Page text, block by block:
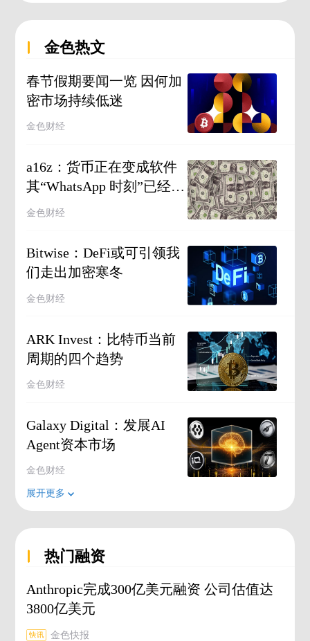
金色热文
春节假期要闻一览 因何加
密市场持续低迷
金色财经
a16z：货币正在变成软件
其“WhatsApp 时刻”已经到
来
金色财经
Bitwise：DeFi或可引领我
们走出加密寒冬
金色财经
ARK Invest：比特币当前
周期的四个趋势
金色财经
Galaxy Digital：发展AI
Agent资本市场
金色财经
展开更多
热门融资
Anthropic完成300亿美元融资 公司估值达
3800亿美元
金色快报